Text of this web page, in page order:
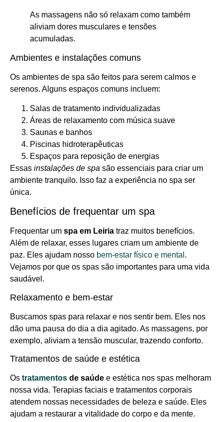
As massagens não só relaxam como também
aliviam dores musculares e tensões
acumuladas.
Ambientes e instalações comuns
Os ambientes de spa são feitos para serem calmos e
serenos. Alguns espaços comuns incluem:
Salas de tratamento individualizadas
Áreas de relaxamento com música suave
Saunas e banhos
Piscinas hidroterapêuticas
Espaços para reposição de energias
Essas instalações de spa são essenciais para criar um
ambiente tranquilo. Isso faz a experiência no spa ser
única.
Benefícios de frequentar um spa
Frequentar um spa em Leiria traz muitos benefícios.
Além de relaxar, esses lugares criam um ambiente de
paz. Eles ajudam nosso bem-estar físico e mental .
Vejamos por que os spas são importantes para uma vida
saudável.
Relaxamento e bem-estar
Buscamos spas para relaxar e nos sentir bem. Eles nos
dão uma pausa do dia a dia agitado. As massagens, por
exemplo, aliviam a tensão muscular, trazendo conforto.
Tratamentos de saúde e estética
Os tratamentos de saúde e estética nos spas melhoram
nossa vida. Terapias faciais e tratamentos corporais
atendem nossas necessidades de beleza e saúde. Eles
ajudam a restaurar a vitalidade do corpo e da mente.